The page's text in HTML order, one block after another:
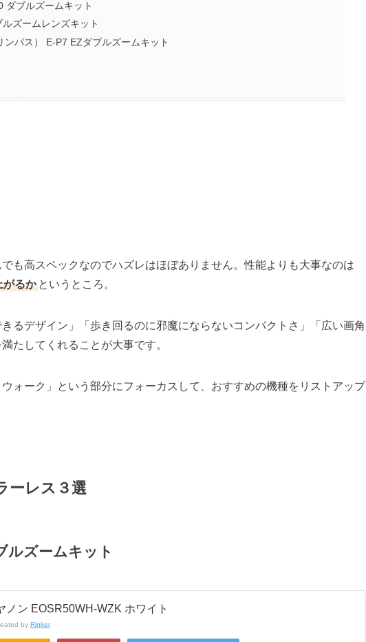
ダブルズームキット
ズームレンズキット
ンパス） E-P7 EZダブルズームキット
も高スペックなのでハズレはほぼありません。性能よりも大事なのは
がるか というところ。
きるデザイン」「歩き回るのに邪魔にならないコンパクトさ」「広い画角
たしてくれることが大事です。
ォーク」という部分にフォーカスして、おすすめの機種をリストアップ
ーレス３選
ルズームキット
ノン EOSR50WH-WZK ホワイト
by Rinker